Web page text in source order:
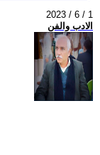
2023 / 6 / 1
الادب والفن